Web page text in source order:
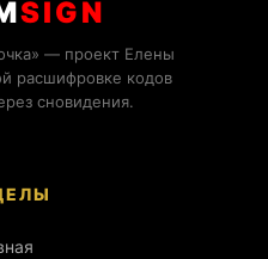
SIGN
— проект Елены
расшифровке кодов
сновидения.